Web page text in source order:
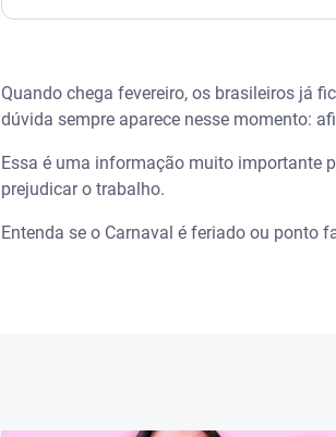
Carnaval é feriado ou ponto
Qual é a diferença entre feriado e ponto
Quando chega fevereiro, os brasileiros já
dúvida sempre aparece nesse momento:
Essa é uma informação muito importante
prejudicar o trabalho.
Entenda se o Carnaval é feriado ou ponto